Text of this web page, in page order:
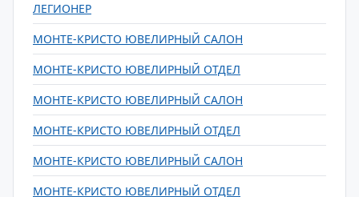
ЛЕГИОНЕР
МОНТЕ-КРИСТО ЮВЕЛИРНЫЙ САЛОН
МОНТЕ-КРИСТО ЮВЕЛИРНЫЙ ОТДЕЛ
МОНТЕ-КРИСТО ЮВЕЛИРНЫЙ САЛОН
МОНТЕ-КРИСТО ЮВЕЛИРНЫЙ ОТДЕЛ
МОНТЕ-КРИСТО ЮВЕЛИРНЫЙ САЛОН
МОНТЕ-КРИСТО ЮВЕЛИРНЫЙ ОТДЕЛ